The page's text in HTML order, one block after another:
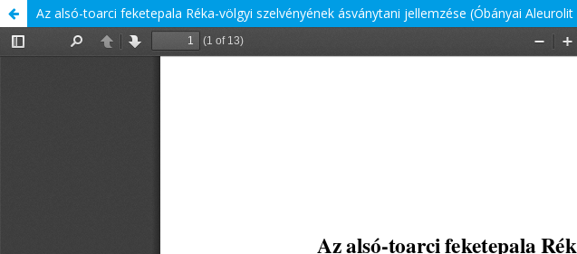
Az alsó-toarci feketepala Réka-völgyi szelvényének ásványtani jellemzése (Óbányai